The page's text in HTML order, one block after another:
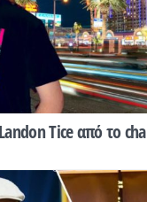
Tice από το